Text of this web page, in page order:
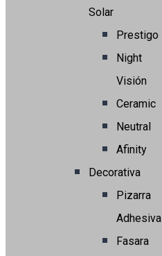
Solar
Prestigo
Night
Visión
Ceramic
Neutral
Afinity
Decorativa
Pizarra
Adhesiva
Fasara